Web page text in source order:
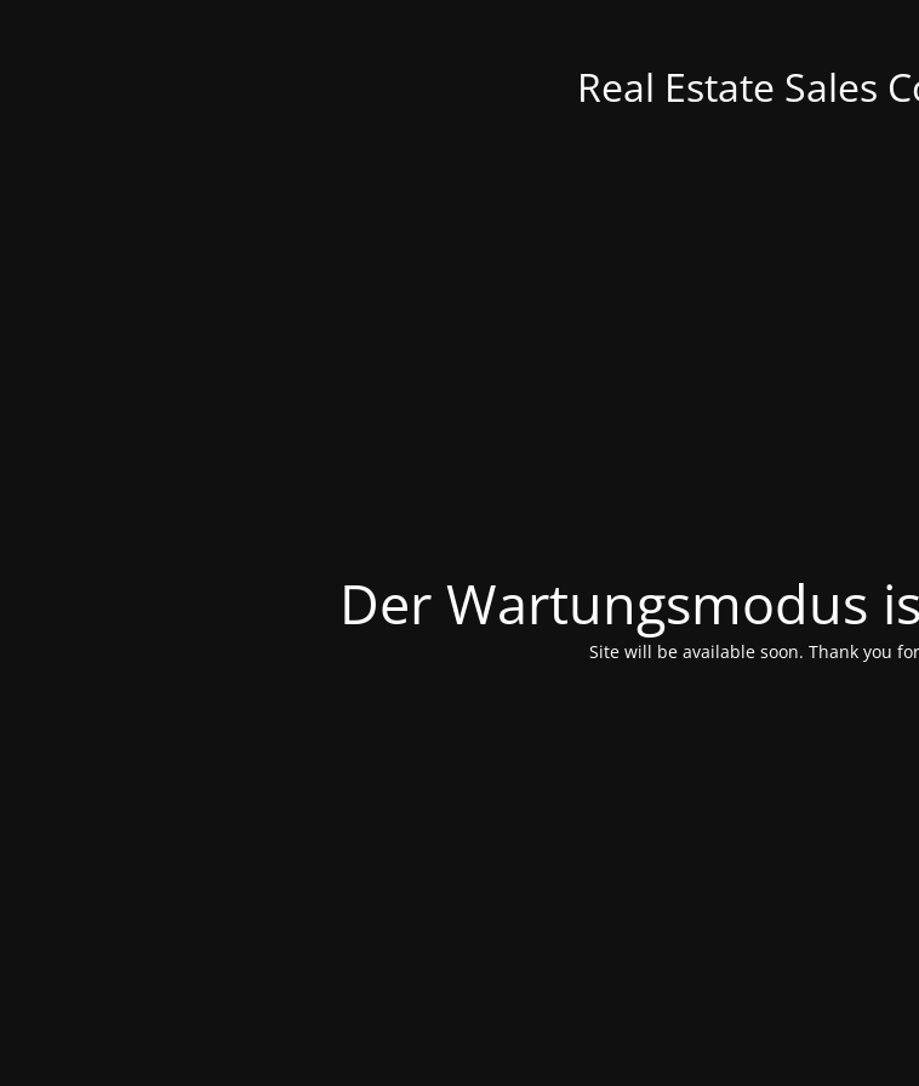
Real Estate Sales
Der Wartungsmodus
Site will be available soon. Thank you